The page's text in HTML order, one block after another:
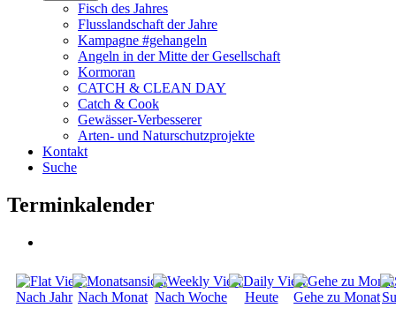
Fisch des Jahres
Flusslandschaft der Jahre
Kampagne #gehangeln
Angeln in der Mitte der Gesellschaft
Kormoran
CATCH & CLEAN DAY
Catch & Cook
Gewässer-Verbesserer
Arten- und Naturschutzprojekte
Kontakt
Suche
Terminkalender
Nach Jahr Nach Monat Nach Woche Heute Gehe zu Monat